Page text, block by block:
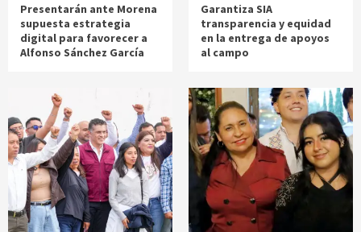
Presentarán ante Morena
supuesta estrategia
digital para favorecer a
Alfonso Sánchez García
Garantiza SIA
transparencia y equidad
en la entrega de apoyos
al campo